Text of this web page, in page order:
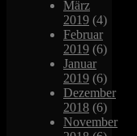
März
2019 (4)
Februar
2019 (6)
Januar
2019 (6)
Dezember
2018 (6)
November